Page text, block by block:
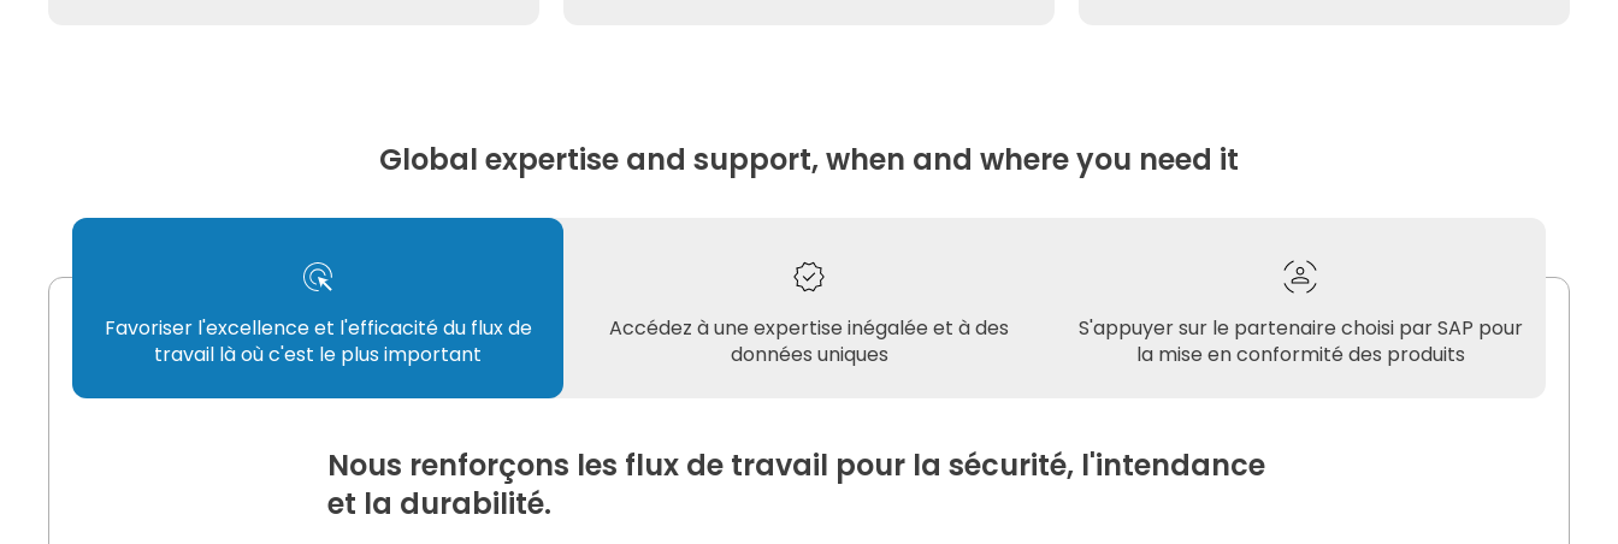
Global expertise and support, when and where you need it
Favoriser l'excellence et l'efficacité du flux de
travail là où c'est le plus important
Accédez à une expertise inégalée et à des
données uniques
S'appuyer sur le partenaire choisi par SAP pour
la mise en conformité des produits
Nous renforçons les flux de travail pour la sécurité, l'intendance
et la durabilité.